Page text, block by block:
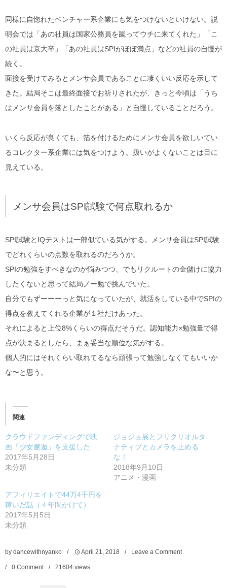
同様に自惚れたベンチャー系企業にも気をつけないといけない。説
明会では「あの社員は国家公務員を蹴ってウチに来てくれた」「こ
の社員は京大卒」「あの社員はSPIがほぼ満点」などの社員の自慢が
続く。
面接を受けてみるとメンサ会員であることに凄くいい反応を示して
きた。結局そこは最終面接でお祈りされたが、きっと今頃は「うち
はメンサ会員を落としたことがある」と自慢していることだろう。
いくら反応が良くても、箔を付けるためにメンサ会員を欲しいてい
るコレクター系企業には気をつけよう。扱いがよくないことは目に
見えている。
メンサ会員はSPI試験で何点取れるか
SPI試験とIQテストは一部似ている気がする。メンサ会員はSPI試験
でどれくらいの点数を取れるのだろうか。
SPIの勉強をすべきなのか悩みつつ、でもリクルートの金儲けに協力
したくないと思って結局ノー勉で挑んでいた。
自分でもずーーーっと気になっていたが、就活をしている中でSPIの
得点を教えてくれる企業が１社だけあった。
それによると上位8%くらいの得点だそうだ。認知能力×勉強量で得
点が決まるとしたら、まぁ妥当な順位な気がする。
個人的にはそれくらい取れてるなら頑張って勉強しなくてもいいか
な〜と思う。
関連
クラウドファンディングで映
画「少女邂逅」を支援した
2017年5月28日
未分類
ジョジョ展とフリクリオルタ
ナティブとカメラを止める
な！
2018年9月10日
アニメ・漫画
アフィリエイトで44万4千円を
稼いだ話（４年間かけて）
2017年5月5日
未分類
by dancewithnyanko April 21 ,2018 Leave a Comment
0 Comment 21604 views